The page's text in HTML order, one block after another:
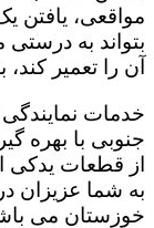
مواقعی، یافتن
بتواند به
آن را تعمیر
خدمات
جنوبی با بهره
از قطعات یدکی
به شما عزیزان
خوزستان می